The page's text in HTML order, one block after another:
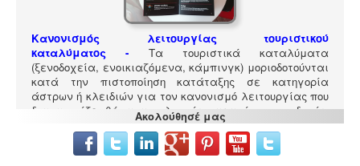
Κανονισμός λειτουργίας τουριστικού
καταλύματος
- Τα τουριστικά καταλύματα
(ξενοδοχεία, ενοικιαζόμενα, κάμπινγκ) μοριοδοτούνται
κατά την πιστοποίηση κατάταξης σε κατηγορία
άστρων ή κλειδιών για τον κανονισμό λειτουργίας που
διακανονίζει θέματα πολιτικής παραπόνων, υποδοχής,
περιβάλλοντος και καθαριότητας.
Ακολούθησέ μας